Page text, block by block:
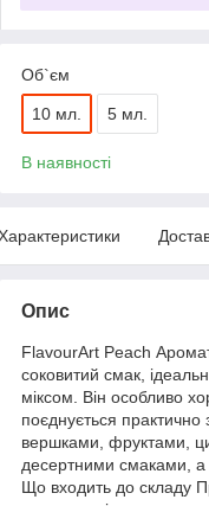
Об`єм
10 мл. 5 мл.
В наявності
Опис
FlavourArt Peach
соковитий смак,
міксом. Він особливо
поєднується практично
вершками, фруктами,
десертними смаками, а
Що входить до складу